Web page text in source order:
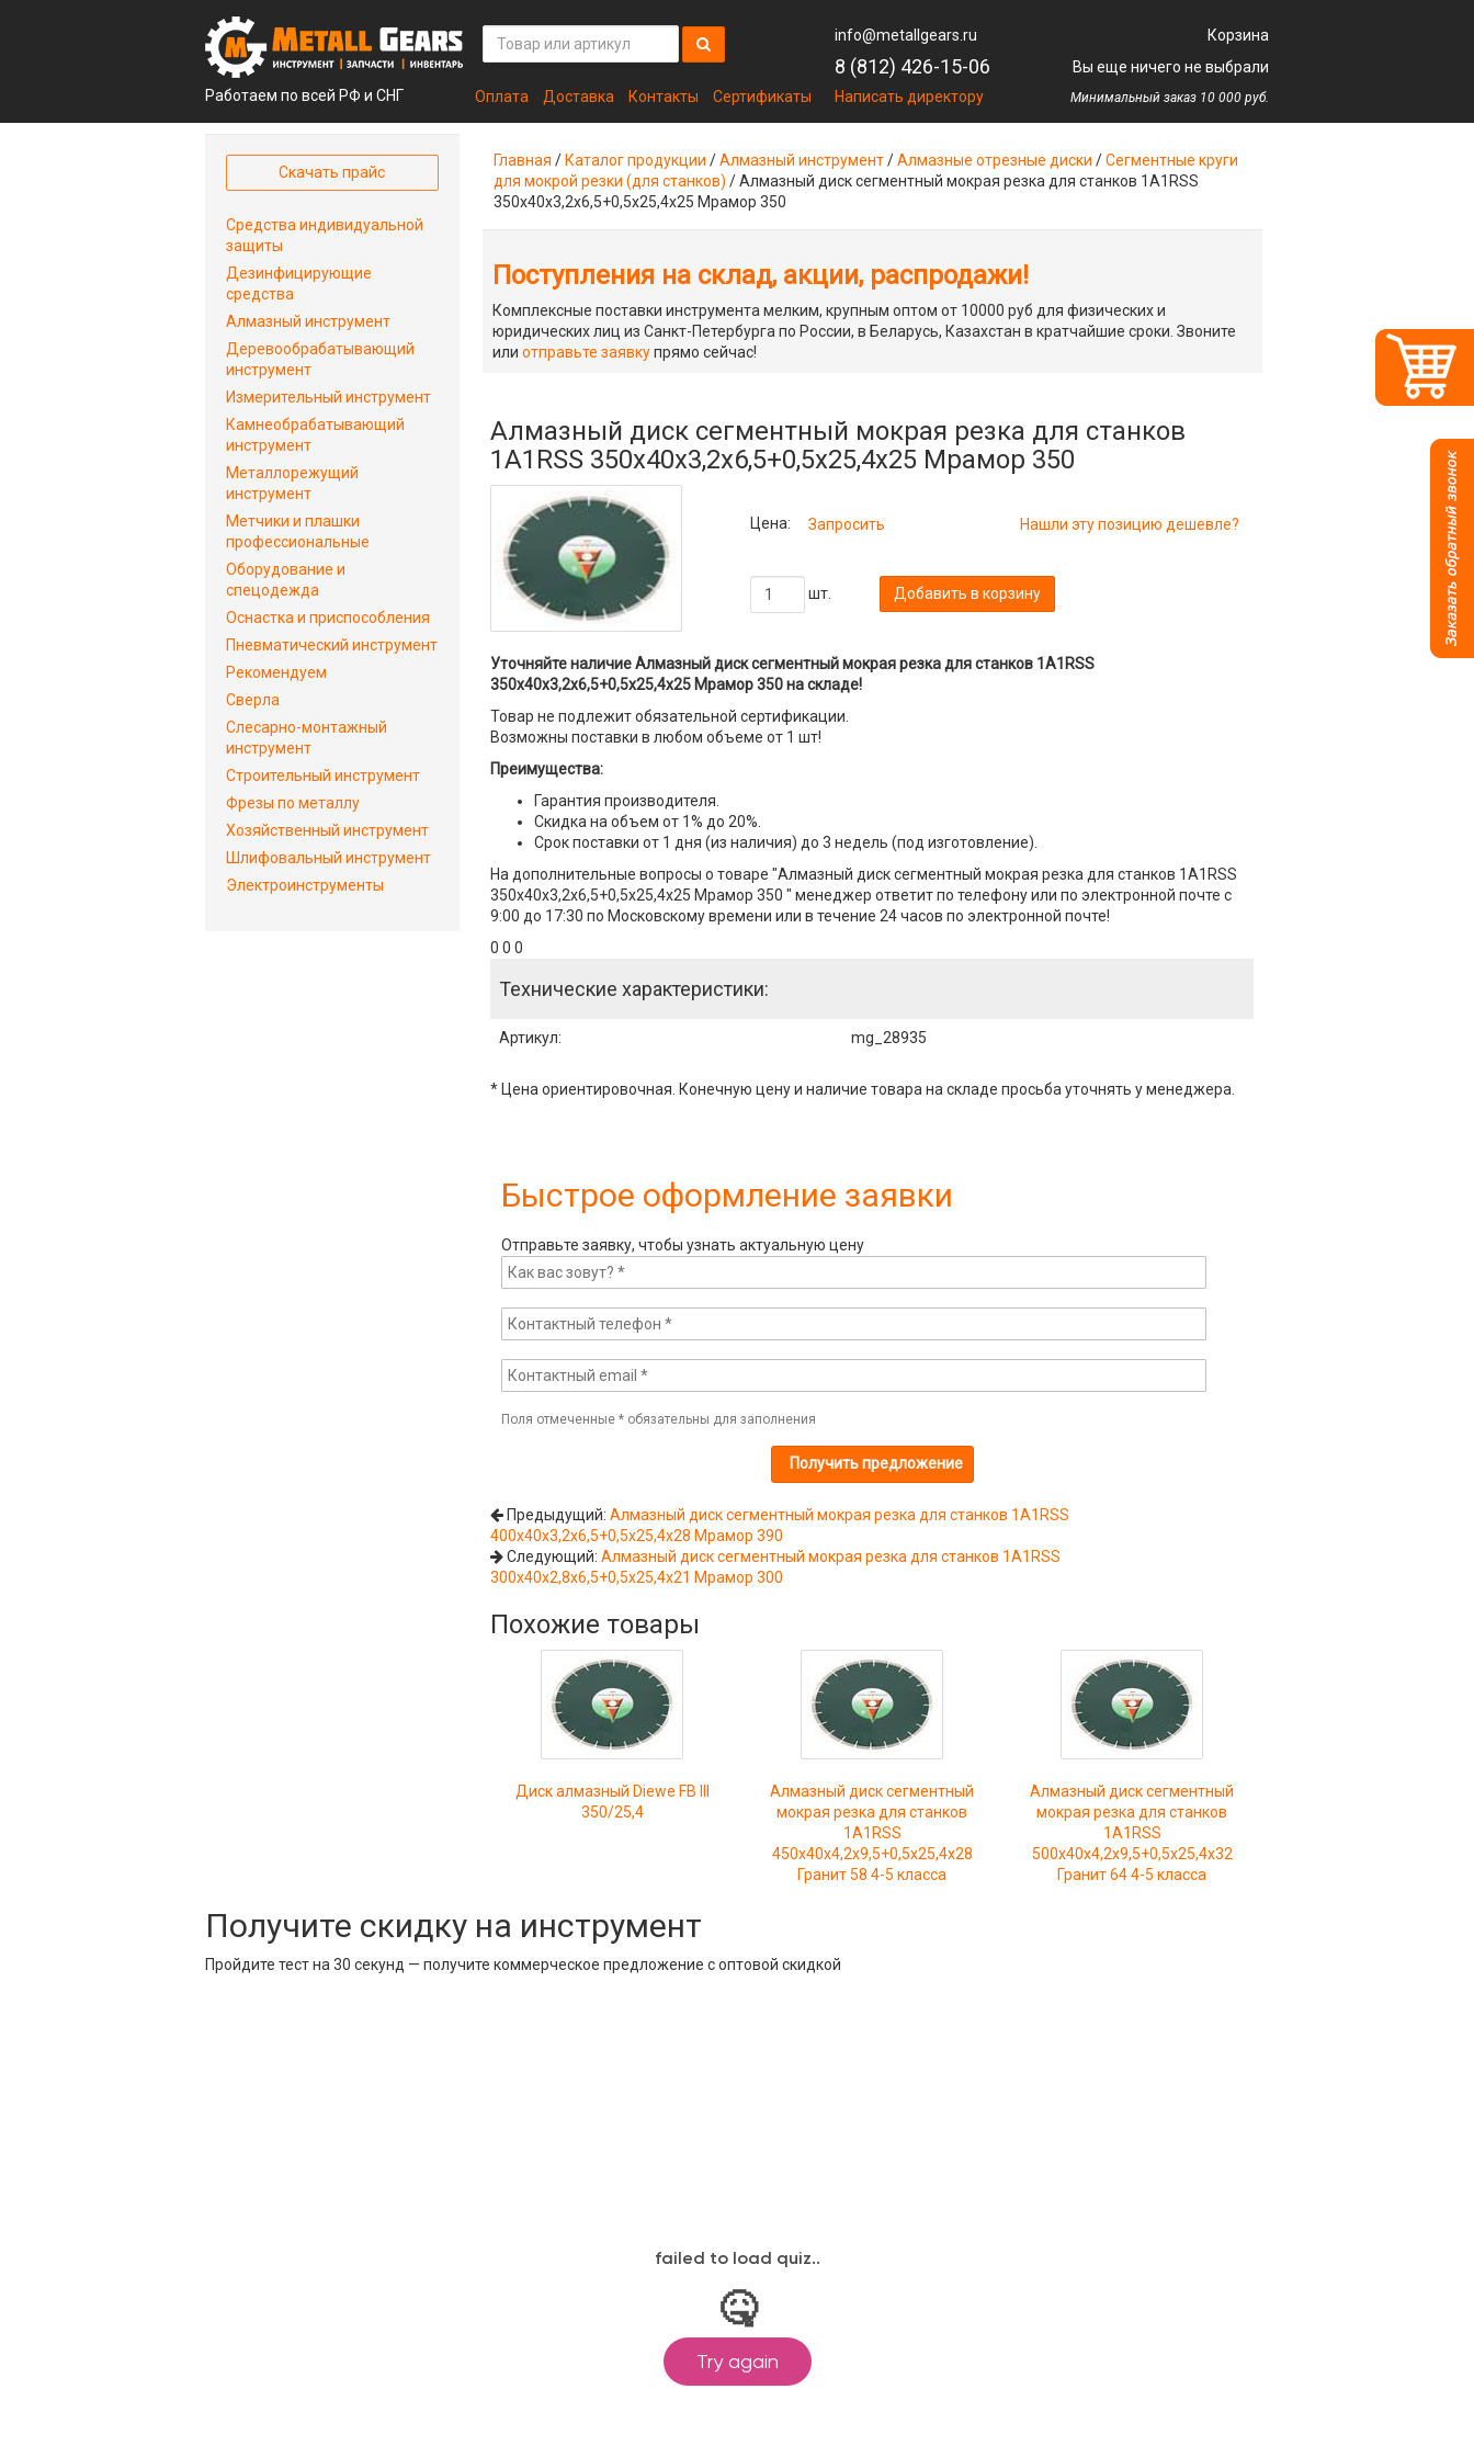
Работаем по всей РФ и СНГ Оплата Доставка Контакты Сертификаты
info@metallgears.ru
8 (812) 426-15-06
Написать директору
Корзина
Вы еще ничего не выбрали
Минимальный заказ 10 000 руб.
Главная / Каталог продукции /Алмазный инструмент/Алмазные отрезные диски /Сегментные круги
для мокрой резки (для станков) /Алмазный диск сегментный мокрая резка для станков 1A1RSS
350x40x3,2x6,5+0,5x25,4x25 Мрамор 350
Поступления на склад, акции, распродажи!
Комплексные поставки инструмента мелким, крупным оптом от 10000 руб для физических и
юридических лиц из Санкт-Петербурга по России, в Беларусь, Казахстан в кратчайшие сроки. Звоните
или отправьте заявкупрямо сейчас!
Алмазный диск сегментный мокрая резка для станков
1A1RSS 350x40x3,2x6,5+0,5x25,4x25 Мрамор 350
Цена: Запросить Нашли эту позицию дешевле?
шт. Добавить в корзину
Уточняйте наличие Алмазный диск сегментный мокрая резка для станков 1A1RSS
350x40x3,2x6,5+0,5x25,4x25 Мрамор 350 на складе!
Товар не подлежит обязательной сертификации.
Возможны поставки в любом объеме от 1 шт!
Преимущества:
Гарантия производителя.
Скидка на объем от 1% до 20%.
Срок поставки от 1 дня (из наличия) до 3 недель (под изготовление).
На дополнительные вопросы о товаре "Алмазный диск сегментный мокрая резка для станков 1A1RSS
350x40x3,2x6,5+0,5x25,4x25 Мрамор 350 " менеджер ответит по телефону или по электронной почте с
9:00 до 17:30 по Московскому времени или в течение 24 часов по электронной почте!
0 0 0
Технические характеристики:
Артикул: mg_28935
* Цена ориентировочная. Конечную цену и наличие товара на складе просьба уточнять у менеджера.
Быстрое оформление заявки
Отправьте заявку, чтобы узнать актуальную цену
Поля отмеченные *обязательны для заполнения
Предыдущий: Алмазный диск сегментный мокрая резка для станков 1A1RSS
400x40x3,2x6,5+0,5x25,4x28 Мрамор 390
Следующий: Алмазный диск сегментный мокрая резка для станков 1A1RSS
300x40x2,8x6,5+0,5x25,4x21 Мрамор 300
Похожие товары
Диск алмазный Diewe FB III
350/25,4
Алмазный диск сегментный
мокрая резка для станков
1A1RSS
450x40x4,2x9,5+0,5x25,4x28
Гранит 58 4-5 класса
Алмазный диск сегментный
мокрая резка для станков
1A1RSS
500x40x4,2x9,5+0,5x25,4x32
Гранит 64 4-5 класса
Скачать прайс
Средства индивидуальной
защиты
Дезинфицирующие
средства
Алмазный инструмент
Деревообрабатывающий
инструмент
Измерительный инструмент
Камнеобрабатывающий
инструмент
Металлорежущий
инструмент
Метчики и плашки
профессиональные
Оборудование и
спецодежда
Оснастка и приспособления
Пневматический инструмент
Рекомендуем
Сверла
Слесарно-монтажный
инструмент
Строительный инструмент
Фрезы по металлу
Хозяйственный инструмент
Шлифовальный инструмент
Электроинструменты
Получите скидку на инструмент
Пройдите тест на 30 секунд — получите коммерческое предложение с оптовой скидкой